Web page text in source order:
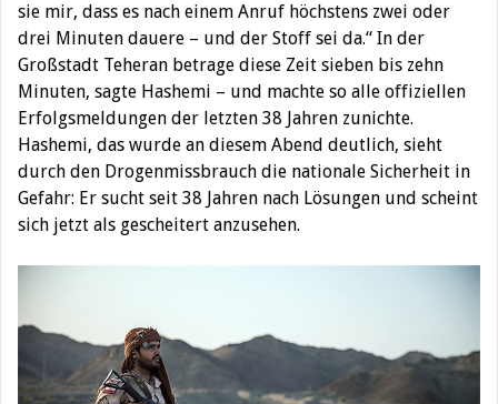
sie mir, dass es nach einem Anruf höchstens zwei oder
drei Minuten dauere – und der Stoff sei da.“ In der
Großstadt Teheran betrage diese Zeit sieben bis zehn
Minuten, sagte Hashemi – und machte so alle offiziellen
Erfolgsmeldungen der letzten 38 Jahren zunichte.
Hashemi, das wurde an diesem Abend deutlich, sieht
durch den Drogenmissbrauch die nationale Sicherheit in
Gefahr: Er sucht seit 38 Jahren nach Lösungen und scheint
sich jetzt als gescheitert anzusehen.